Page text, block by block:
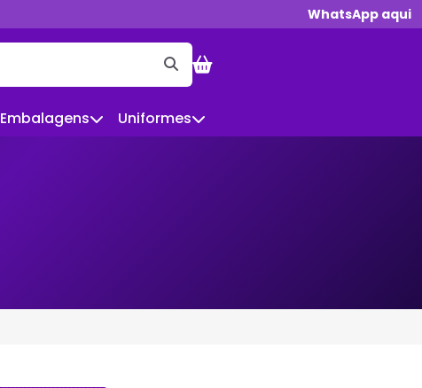
WhatsApp aqui
Embalagens Uniformes